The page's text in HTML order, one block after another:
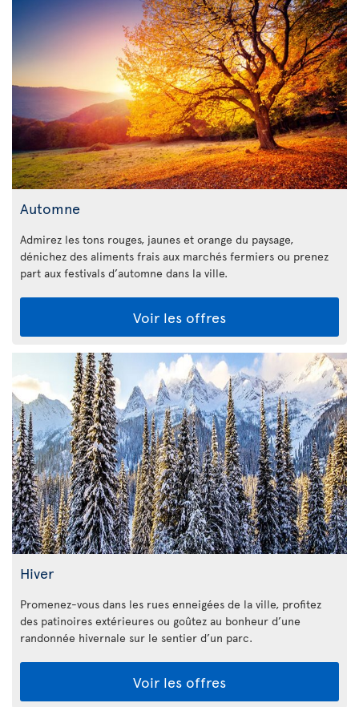
Automne
Admirez les tons rouges, jaunes et orange du paysage,
dénichez des aliments frais aux marchés fermiers ou prenez
part aux festivals d’automne dans la ville.
Voir les offres
Hiver
Promenez-vous dans les rues enneigées de la ville, profitez
des patinoires extérieures ou goûtez au bonheur d’une
randonnée hivernale sur le sentier d’un parc.
Voir les offres